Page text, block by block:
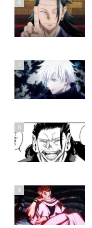
6
7
8
9